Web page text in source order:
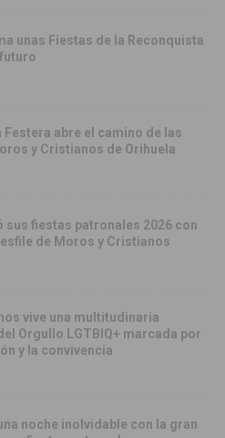
unas Fiestas de la Reconquista
Festera abre el camino de las
y Cristianos de Orihuela
sus fiestas patronales 2026 con
de Moros y Cristianos
vive una multitudinaria
Orgullo LGTBIQ+ marcada por
y la convivencia
noche inolvidable con la gran